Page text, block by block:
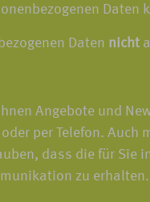
Daten
Daten nicht
Angebote und
oder per Telefon.
dass die für Sie
zu erhalten.